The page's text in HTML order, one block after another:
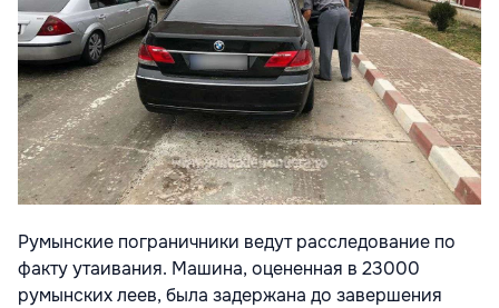
Румынские пограничники ведут расследование по
факту утаивания. Машина, оцененная в 23000
румынских леев, была задержана до завершения